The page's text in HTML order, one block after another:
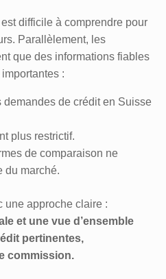
difficile à comprendre pour
Parallèlement, les
que des informations fiables
:
demandes de crédit en Suisse
plus restrictif.
de comparaison ne
du marché.
une approche claire :
et une vue d’ensemble
pertinentes,
commission.